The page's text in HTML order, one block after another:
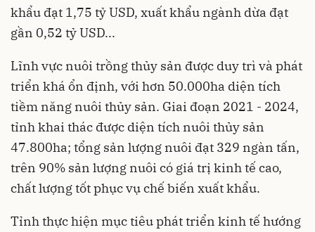
khẩu đạt 1,75 tỷ USD, xuất khẩu ngành dừa đạt
gần 0,52 tỷ USD...
Lĩnh vực nuôi trồng thủy sản được duy trì và phát
triển khá ổn định, với hơn 50.000ha diện tích
tiềm năng nuôi thủy sản. Giai đoạn 2021 - 2024,
tỉnh khai thác được diện tích nuôi thủy sản
47.800ha; tổng sản lượng nuôi đạt 329 ngàn tấn,
trên 90% sản lượng nuôi có giá trị kinh tế cao,
chất lượng tốt phục vụ chế biến xuất khẩu.
Tỉnh thực hiện mục tiêu phát triển kinh tế hướng